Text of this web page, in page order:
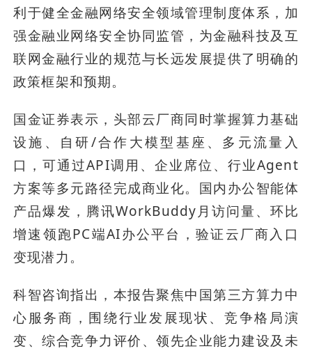
利于健全金融网络安全领域管理制度体系，加
强金融业网络安全协同监管，为金融科技及互
联网金融行业的规范与长远发展提供了明确的
政策框架和预期。
国金证券表示，头部云厂商同时掌握算力基础
设施、自研/合作大模型基座、多元流量入
口，可通过API调用、企业席位、行业Agent
方案等多元路径完成商业化。国内办公智能体
产品爆发，腾讯WorkBuddy月访问量、环比
增速领跑PC端AI办公平台，验证云厂商入口
变现潜力。
科智咨询指出，本报告聚焦中国第三方算力中
心服务商，围绕行业发展现状、竞争格局演
变、综合竞争力评价、领先企业能力建设及未